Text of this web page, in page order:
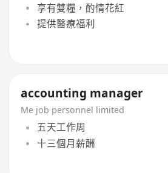
享有雙糧，酌情花紅
提供醫療福利
accounting manager
Me job personnel limited
五天工作周
十三個月薪酬